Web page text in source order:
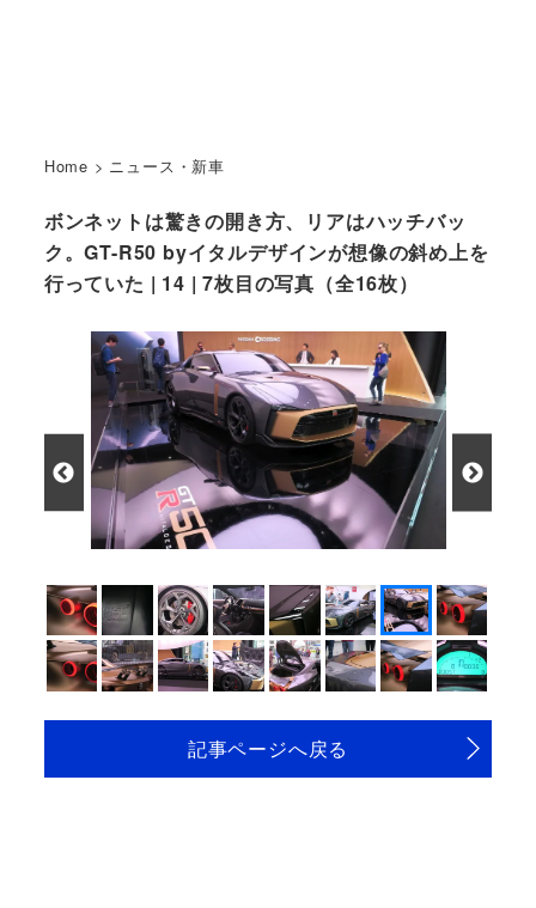
Home > ニュース・新車
ボンネットは驚きの開き方、リアはハッチバッ
ク。GT-R50 byイタルデザインが想像の斜め上を
行っていた | 14 | 7枚目の写真（全16枚）
記事ページへ戻る